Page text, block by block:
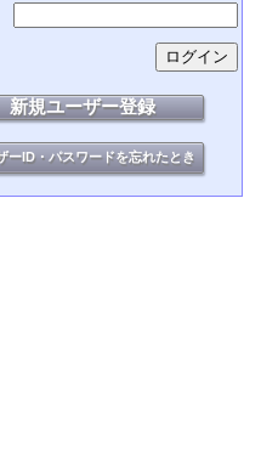
新規ユーザー登録
ーID・パスワードを忘れたとき